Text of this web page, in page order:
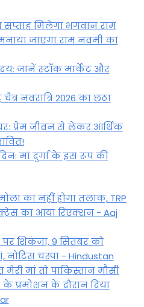
सप्ताह मिलेगा भगवान राम
जाएगा राम नवमी का
जानें स्‍टॉक मार्केट और
नवरात्रि 2026 का छठा
प्रेम जीवन से लेकर आर्थिक
मां दुर्गा के इस रूप की
का नहीं होगा तलाक, TRP
का आया रिएक्शन - Aaj
शिकंजा, 9 सितंबर को
नोटिस चस्पा - Hindustan
मां तो पाकिस्तान मौसी
के प्रमोशन के दौरान दिया